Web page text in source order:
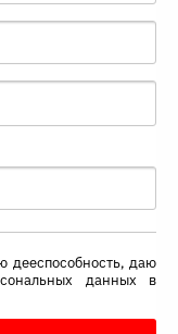
дееспособность, даю
данных в